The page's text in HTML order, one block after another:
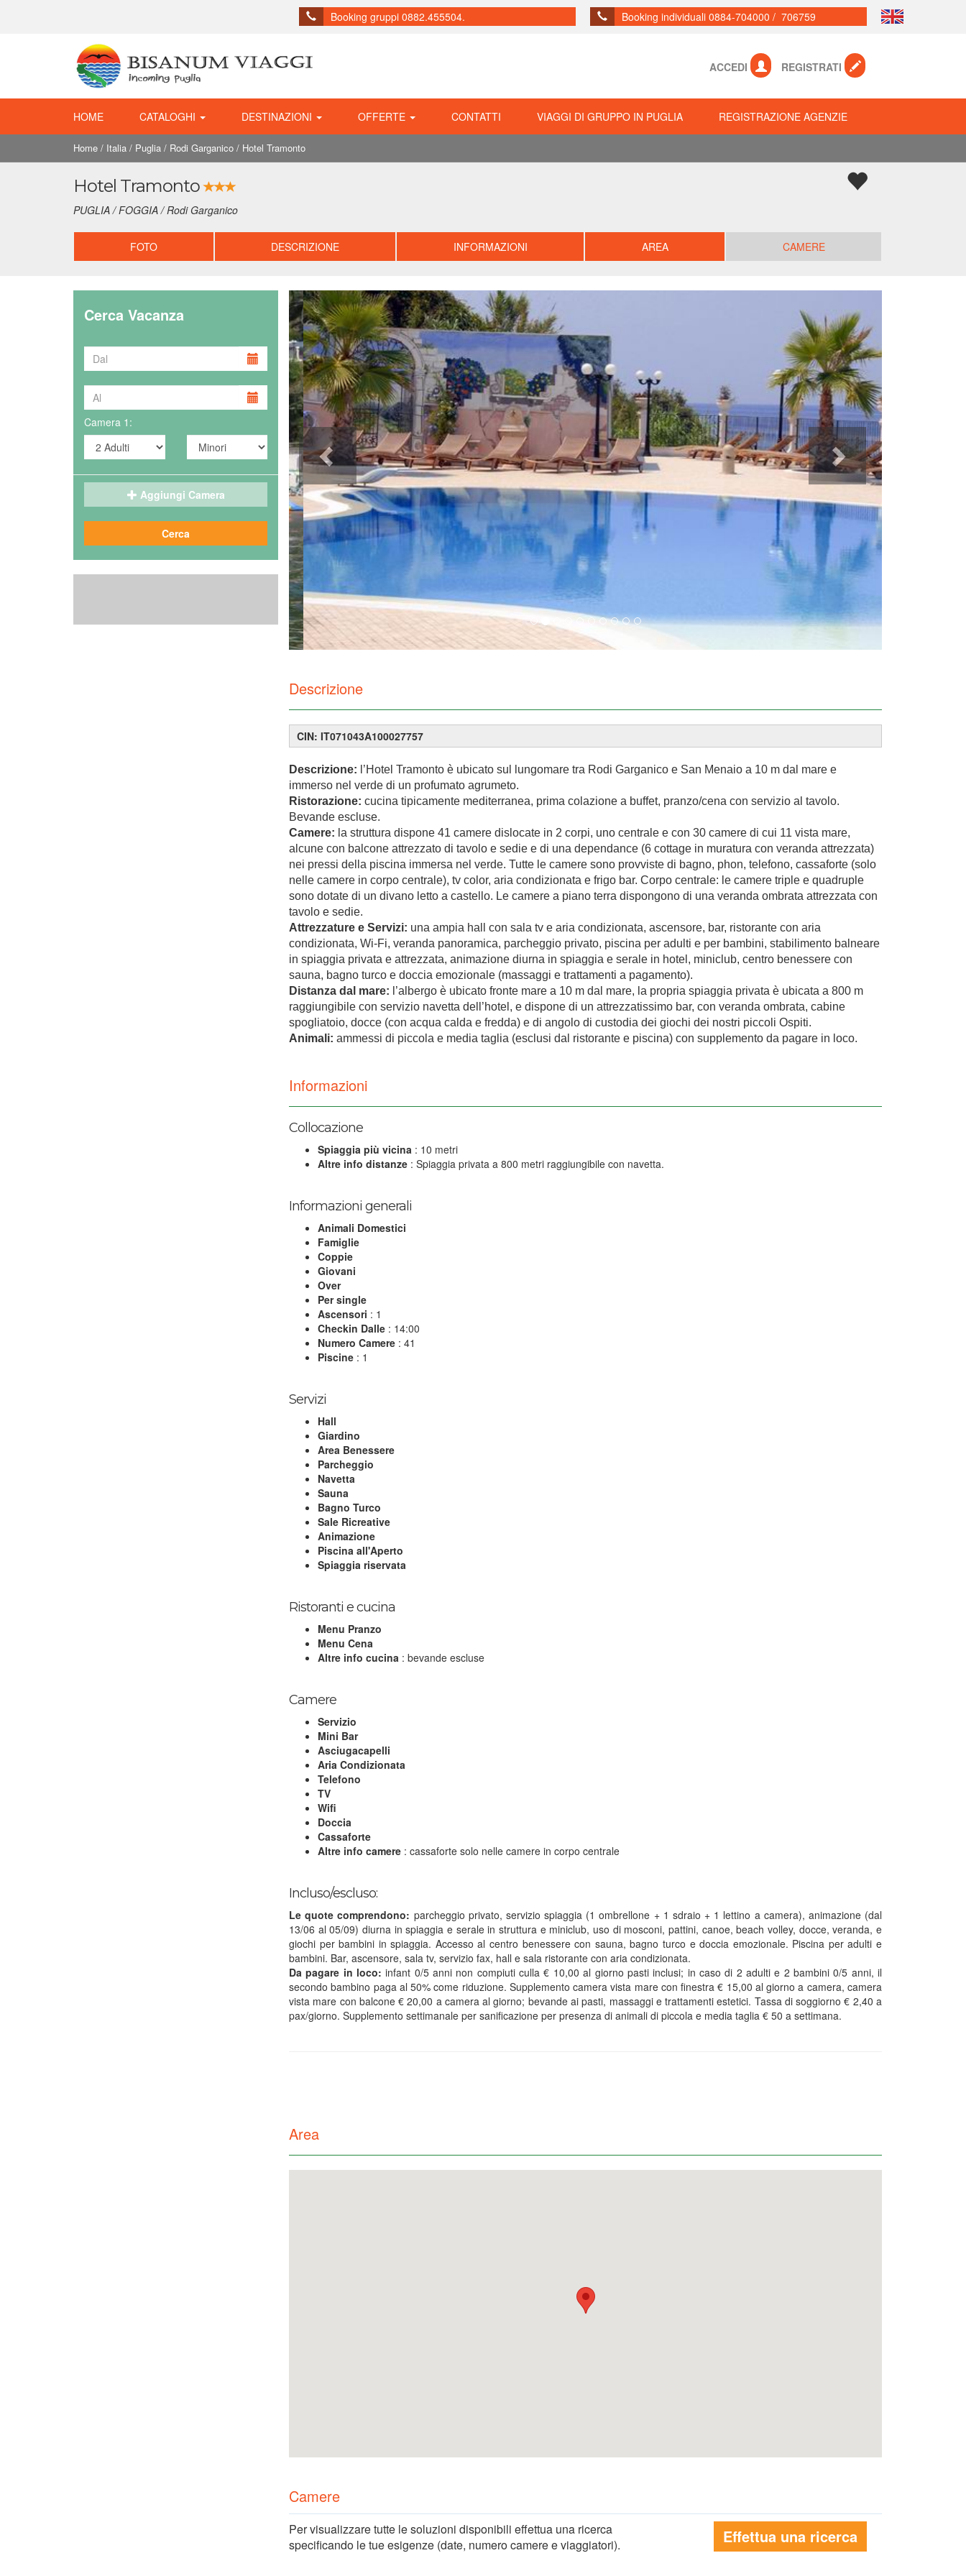
Booking individuali 0884-704000 / 706759
Booking gruppi 0882.455504.
ACCEDI REGISTRATI
HOME CATALOGHI DESTINAZIONI OFFERTE CONTATTI VIAGGI DI GRUPPO IN PUGLIA REGISTRAZIONE AGENZIE
Home / Italia / Puglia / Rodi Garganico / Hotel Tramonto
Hotel Tramonto
PUGLIA / FOGGIA / Rodi Garganico
FOTO DESCRIZIONE INFORMAZIONI AREA CAMERE
Cerca Vacanza
Camera 1:
Aggiungi Camera
Cerca
Precedente
Descrizione
CIN: IT071043A100027757
Descrizione: l’Hotel Tramonto è ubicato sul lungomare tra Rodi Garganico e San Menaio a 10 m dal mare e
immerso nel verde di un profumato agrumeto.
Ristorazione: cucina tipicamente mediterranea, prima colazione a buffet, pranzo/cena con servizio al tavolo.
Bevande escluse.
Camere: la struttura dispone 41 camere dislocate in 2 corpi, uno centrale e con 30 camere di cui 11 vista mare,
alcune con balcone attrezzato di tavolo e sedie e di una dependance (6 cottage in muratura con veranda attrezzata)
nei pressi della piscina immersa nel verde. Tutte le camere sono provviste di bagno, phon, telefono, cassaforte (solo
nelle camere in corpo centrale), tv color, aria condizionata e frigo bar. Corpo centrale: le camere triple e quadruple
sono dotate di un divano letto a castello. Le camere a piano terra dispongono di una veranda ombrata attrezzata con
tavolo e sedie.
Attrezzature e Servizi: una ampia hall con sala tv e aria condizionata, ascensore, bar, ristorante con aria
condizionata, Wi-Fi, veranda panoramica, parcheggio privato, piscina per adulti e per bambini, stabilimento balneare
in spiaggia privata e attrezzata, animazione diurna in spiaggia e serale in hotel, miniclub, centro benessere con
sauna, bagno turco e doccia emozionale (massaggi e trattamenti a pagamento).
Distanza dal mare: l’albergo è ubicato fronte mare a 10 m dal mare, la propria spiaggia privata è ubicata a 800 m
raggiungibile con servizio navetta dell’hotel, e dispone di un attrezzatissimo bar, con veranda ombrata, cabine
spogliatoio, docce (con acqua calda e fredda) e di angolo di custodia dei giochi dei nostri piccoli Ospiti.
Animali: ammessi di piccola e media taglia (esclusi dal ristorante e piscina) con supplemento da pagare in loco.
Informazioni
Collocazione
Spiaggia più vicina : 10 metri
Altre info distanze : Spiaggia privata a 800 metri raggiungibile con navetta.
Informazioni generali
Animali Domestici
Famiglie
Coppie
Giovani
Over
Per single
Ascensori : 1
Checkin Dalle : 14:00
Numero Camere : 41
Piscine : 1
Servizi
Hall
Giardino
Area Benessere
Parcheggio
Navetta
Sauna
Bagno Turco
Sale Ricreative
Animazione
Piscina all'Aperto
Spiaggia riservata
Ristoranti e cucina
Menu Pranzo
Menu Cena
Altre info cucina : bevande escluse
Camere
Servizio
Mini Bar
Asciugacapelli
Aria Condizionata
Telefono
TV
Wifi
Doccia
Cassaforte
Altre info camere : cassaforte solo nelle camere in corpo centrale
Incluso/escluso:
Le quote comprendono: parcheggio privato, servizio spiaggia (1 ombrellone + 1 sdraio + 1 lettino a camera), animazione (dal
13/06 al 05/09) diurna in spiaggia e serale in struttura e miniclub, uso di mosconi, pattini, canoe, beach volley, docce, veranda, e
giochi per bambini in spiaggia. Accesso al centro benessere con sauna, bagno turco e doccia emozionale. Piscina per adulti e
bambini. Bar, ascensore, sala tv, servizio fax, hall e sala ristorante con aria condizionata.
Da pagare in loco: infant 0/5 anni non compiuti culla € 10,00 al giorno pasti inclusi; in caso di 2 adulti e 2 bambini 0/5 anni, il
secondo bambino paga al 50% come riduzione. Supplemento camera vista mare con finestra € 15,00 al giorno a camera, camera
vista mare con balcone € 20,00 a camera al giorno; bevande ai pasti, massaggi e trattamenti estetici. Tassa di soggiorno € 2,40 a
pax/giorno. Supplemento settimanale per sanificazione per presenza di animali di piccola e media taglia € 50 a settimana.
Area
Camere
Per visualizzare tutte le soluzioni disponibili effettua una ricerca
specificando le tue esigenze (date, numero camere e viaggiatori).
Effettua una ricerca